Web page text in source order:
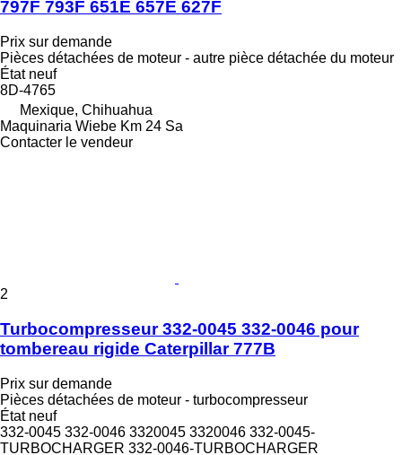
797F 793F 651E 657E 627F
Prix sur demande
Pièces détachées de moteur - autre pièce détachée du moteur
Étatneuf
8D-4765
Mexique, Chihuahua
Maquinaria Wiebe Km 24 Sa
Contacter le vendeur
2
Turbocompresseur 332-0045 332-0046 pour
tombereau rigide Caterpillar 777B
Prix sur demande
Pièces détachées de moteur - turbocompresseur
Étatneuf
332-0045 332-0046 3320045 3320046 332-0045-
TURBOCHARGER 332-0046-TURBOCHARGER